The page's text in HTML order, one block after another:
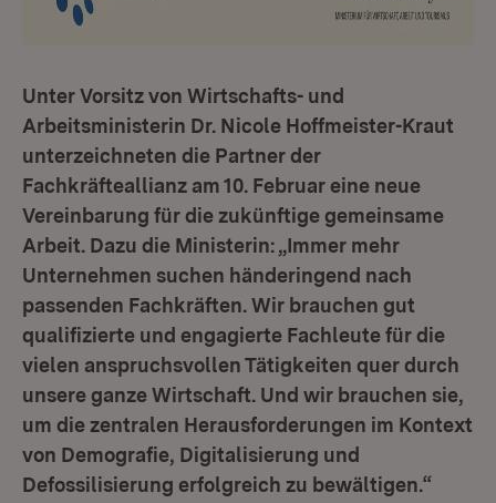
Unter Vorsitz von Wirtschafts- und
Arbeitsministerin Dr. Nicole Hoffmeister-Kraut
unterzeichneten die Partner der
Fachkräfteallianz am 10. Februar eine neue
Vereinbarung für die zukünftige gemeinsame
Arbeit. Dazu die Ministerin: „Immer mehr
Unternehmen suchen händeringend nach
passenden Fachkräften. Wir brauchen gut
qualifizierte und engagierte Fachleute für die
vielen anspruchsvollen Tätigkeiten quer durch
unsere ganze Wirtschaft. Und wir brauchen sie,
um die zentralen Herausforderungen im Kontext
von Demografie, Digitalisierung und
Defossilisierung erfolgreich zu bewältigen.“